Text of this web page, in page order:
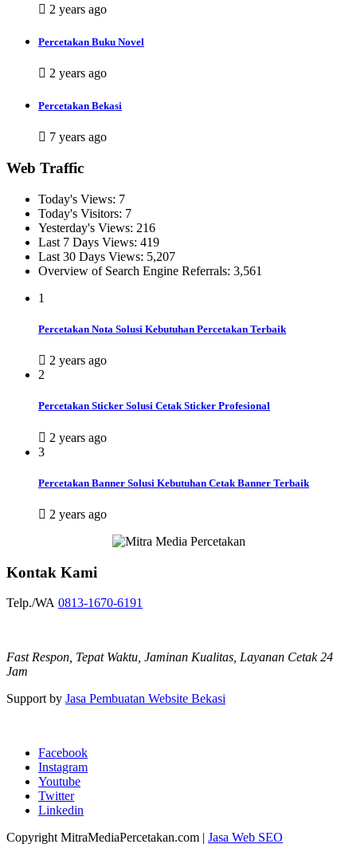
2 years ago
Percetakan Buku Novel
2 years ago
Percetakan Bekasi
7 years ago
Web Traffic
Today's Views: 7
Today's Visitors: 7
Yesterday's Views: 216
Last 7 Days Views: 419
Last 30 Days Views: 5,207
Overview of Search Engine Referrals: 3,561
1
Percetakan Nota Solusi Kebutuhan Percetakan Terbaik
2 years ago
2
Percetakan Sticker Solusi Cetak Sticker Profesional
2 years ago
3
Percetakan Banner Solusi Kebutuhan Cetak Banner Terbaik
2 years ago
Kontak Kami
Telp./WA 0813-1670-6191
Fast Respon, Tepat Waktu, Jaminan Kualitas, Layanan Cetak 24
Jam
Support by Jasa Pembuatan Website Bekasi
Facebook
Instagram
Youtube
Twitter
Linkedin
Copyright MitraMediaPercetakan.com | Jasa Web SEO